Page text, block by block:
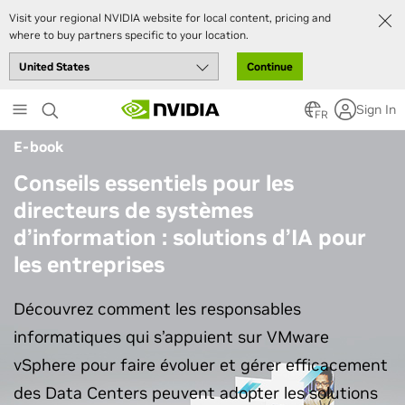
Visit your regional NVIDIA website for local content, pricing and
where to buy partners specific to your location.
Continue
to
main
content
FR Sign In
E-book
Conseils essentiels pour les
directeurs de systèmes
d’information : solutions d’IA pour
les entreprises
Découvrez comment les responsables
informatiques qui s’appuient sur VMware
vSphere pour faire évoluer et gérer efficacement
des Data Centers peuvent adopter les solutions